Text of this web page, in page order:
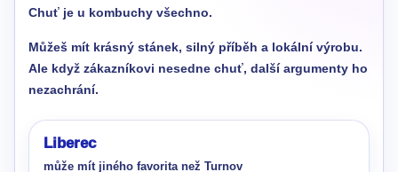
Chuť je u kombuchy všechno.
Můžeš mít krásný stánek, silný příběh a lokální výrobu.
Ale když zákazníkovi nesedne chuť, další argumenty ho
nezachrání.
Liberec
může mít jiného favorita než Turnov